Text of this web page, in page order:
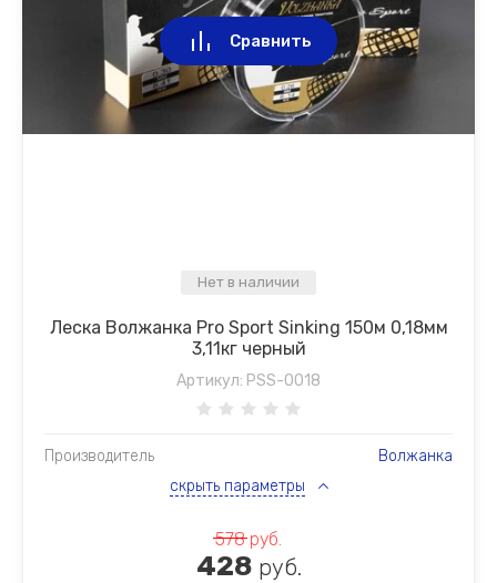
Нет в наличии
Леска Волжанка Pro Sport Sinking 150м 0,18мм
3,11кг черный
Артикул: PSS-0018
Производитель
Волжанка
скрыть параметры
Сравнить
578руб.
428 руб.